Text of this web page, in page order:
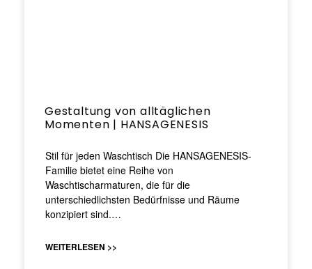
Gestaltung von alltäglichen
Momenten | HANSAGENESIS
Stil für jeden Waschtisch Die HANSAGENESIS-
Familie bietet eine Reihe von
Waschtischarmaturen, die für die
unterschiedlichsten Bedürfnisse und Räume
konzipiert sind.…
WEITERLESEN >>